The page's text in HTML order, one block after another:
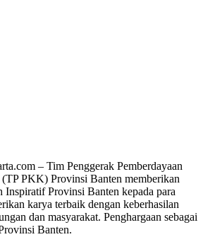
– Tim Penggerak Pemberdayaan
PKK) Provinsi Banten memberikan
Inspiratif Provinsi Banten kepada para
karya terbaik dengan keberhasilan
dan masyarakat. Penghargaan sebagai
Banten.